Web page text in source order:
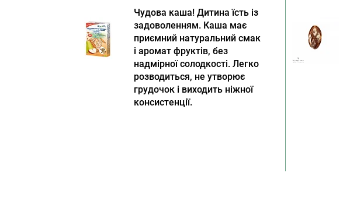
Чудова каша! Дитина їсть із
задоволенням. Каша має
приємний натуральний смак
і аромат фруктів, без
надмірної солодкості. Легко
розводиться, не утворює
грудочок і виходить ніжної
консистенції.